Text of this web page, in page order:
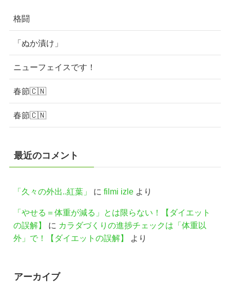
格闘
「ぬか漬け」
ニューフェイスです！
春節🇨🇳
春節🇨🇳
最近のコメント
「久々の外出..紅葉」 に filmi izleより
「やせる＝体重が減る」とは限らない！【ダイエット
の誤解】
に カラダづくりの進捗チェックは「体重以
外」で！【ダイエットの誤解】
より
アーカイブ